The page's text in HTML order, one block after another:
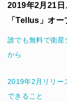
2019年2月21日
「Tellus」オー
誰でも無料で衛星
から
2019年2月リリー
できること